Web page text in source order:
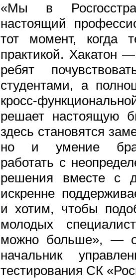
«Мы в
настоящий
тот момент, когда
практикой. Хакатон
ребят
студентами, а
кросс-
решает настоящую
здесь становятся
но и умение
работать с
решения вместе с
искренне
и хотим, чтобы
молодых
можно больше», —
начальник
тестирования СК